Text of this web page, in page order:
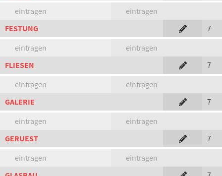
eintragen
eintragen
FESTUNG
7
eintragen
eintragen
FLIESEN
7
eintragen
eintragen
GALERIE
7
eintragen
eintragen
GERUEST
7
eintragen
eintragen